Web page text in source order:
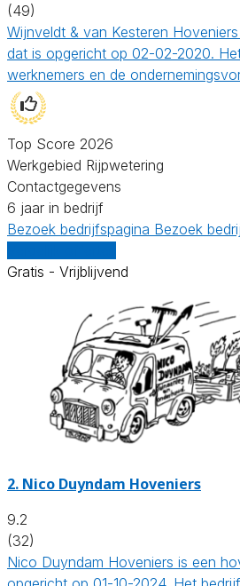
(49)
Wijnveldt & van Kesteren
dat is opgericht op 02-02-2020.
werknemers en de
Top Score 2026
Werkgebied Rijpwetering
Contactgegevens
6 jaar in bedrijf
Bezoek bedrijfspagina Bezoek
Gratis - Vrijblijvend
2. Nico Duyndam Hoveniers
9.2
(32)
Nico Duyndam Hoveniers is een